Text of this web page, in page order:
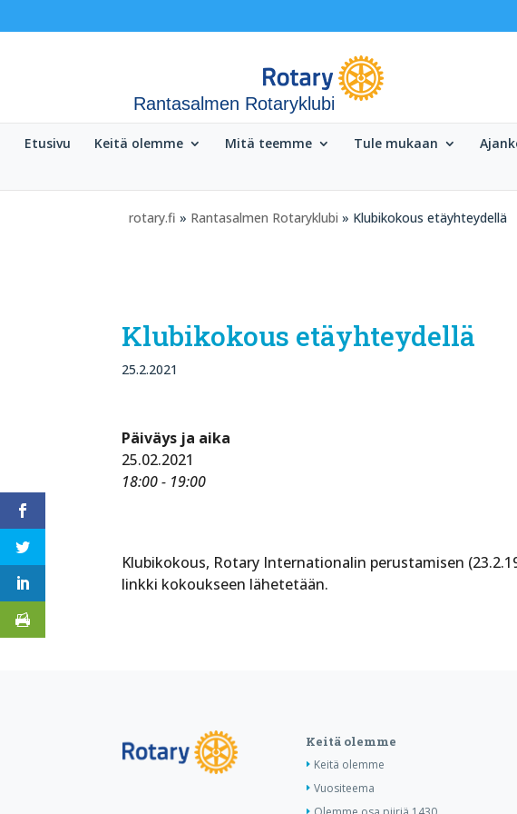
Rantasalmen Rotaryklubi
Etusivu Keitä olemme Mitä teemme Tule mukaan
rotary.fi » Rantasalmen Rotaryklubi » Klubikokous etäyhteydellä
Klubikokous etäyhteydellä
25.2.2021
Päiväys ja aika
25.02.2021
18:00 - 19:00
Klubikokous, Rotary Internationalin perustamisen
linkki kokoukseen lähetetään.
Keitä olemme
Keitä olemme
Vuositeema